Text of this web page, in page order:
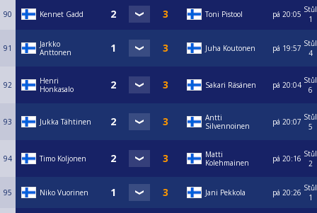
90 Kennet Gadd Toni Pistool pá 20:05 Stůl
1
91
Jarkko
Anttonen
Juha Koutonen pá 19:57 Stůl
4
92
Henri
Honkasalo
Sakari Räsänen pá 20:04 Stůl
6
93 Jukka Tähtinen
Antti
Silvennoinen
pá 20:07 Stůl
5
94 Timo Koljonen
Matti
Kolehmainen
pá 20:16 Stůl
2
95 Niko Vuorinen Jani Pekkola pá 20:26 Stůl
1